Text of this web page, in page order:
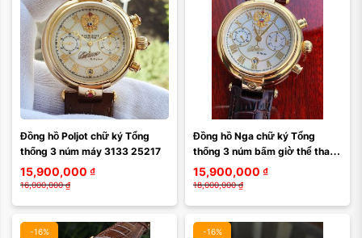
Đồng hồ Poljot chữ ký Tổng
thống 3 núm máy 3133 25217
15,900,000 ₫
16,000,000 ₫
Đồng hồ Nga chữ ký Tổng
thống 3 núm bấm giờ thể thao
25219
15,900,000 ₫
18,000,000 ₫
-16% -16%